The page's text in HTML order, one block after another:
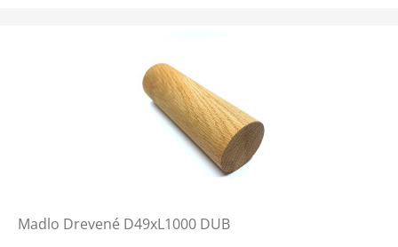
Madlo Drevené D49xL1000 DUB